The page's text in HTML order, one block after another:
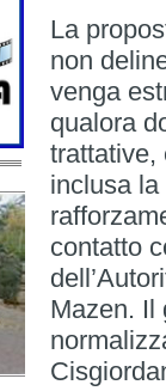
La
non
venga
qualora
trattative,
inclusa
contatto
Mazen. Il